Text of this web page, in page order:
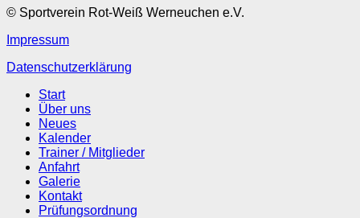
© Sportverein Rot-Weiß Werneuchen e.V.
Impressum
Datenschutzerklärung
Start
Über uns
Neues
Kalender
Trainer / Mitglieder
Anfahrt
Galerie
Kontakt
Prüfungsordnung